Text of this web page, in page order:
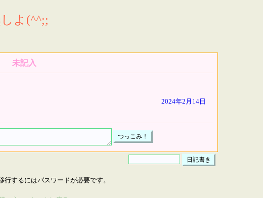
よ(^^;;
未記入
2024年2月14日
するにはパスワードが必要です。